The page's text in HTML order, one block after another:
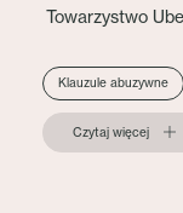
Towarzystwo
Klauzule abuzywne
Czytaj więcej